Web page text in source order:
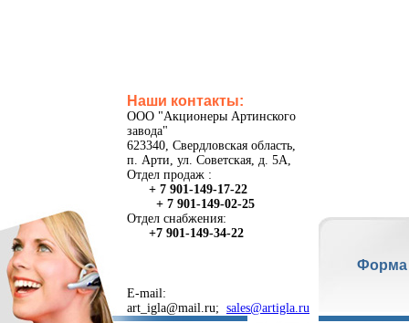
Наши контакты:
ООО "Акционеры Артинского
завода"
623340, Свердловская область,
п. Арти, ул. Советская, д. 5А,
Отдел продаж :
+ 7 901-149-17-22
+ 7 901-149-02-25
Отдел снабжения:
+7 901-149-34-22
E-mail:
art_igla@mail.ru; sales@artigla.ru
Форма